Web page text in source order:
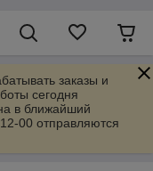
заказы и
сегодня
в ближайший
00 отправляются